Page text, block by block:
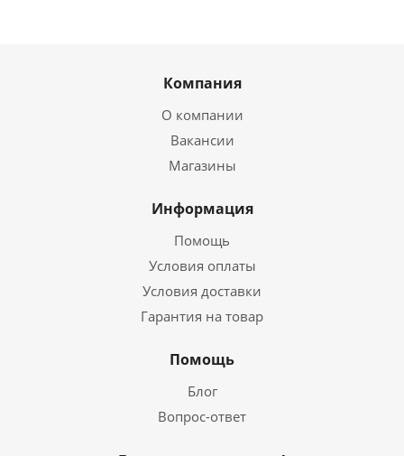
Компания
О компании
Вакансии
Магазины
Информация
Помощь
Условия оплаты
Условия доставки
Гарантия на товар
Помощь
Блог
Вопрос-ответ